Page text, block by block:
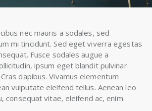
nec mauris a sodales, sed
mi tincidunt. Sed eget viverra egestas
Fusce sodales augue a
ipsum eget blandit pulvinar.
dapibus. Vivamus elementum
vulputate eleifend tellus. Aenean leo
consequat vitae, eleifend ac, enim.